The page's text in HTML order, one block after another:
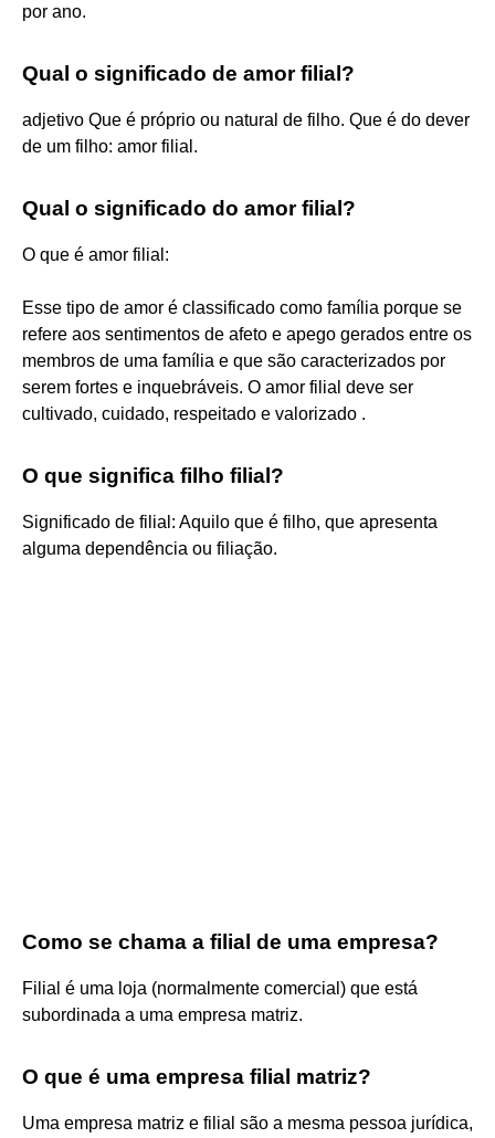
por ano.
Qual o significado de amor filial?
adjetivo Que é próprio ou natural de filho. Que é do dever
de um filho: amor filial.
Qual o significado do amor filial?
O que é amor filial:
Esse tipo de amor é classificado como família porque se
refere aos sentimentos de afeto e apego gerados entre os
membros de uma família e que são caracterizados por
serem fortes e inquebráveis. O amor filial deve ser
cultivado, cuidado, respeitado e valorizado .
O que significa filho filial?
Significado de filial: Aquilo que é filho, que apresenta
alguma dependência ou filiação.
Como se chama a filial de uma empresa?
Filial é uma loja (normalmente comercial) que está
subordinada a uma empresa matriz.
O que é uma empresa filial matriz?
Uma empresa matriz e filial são a mesma pessoa jurídica,